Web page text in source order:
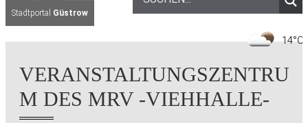
Stadtportal Güstrow
VERANSTALTUNGSZENTRU
M DES MRV -VIEHHALLE-